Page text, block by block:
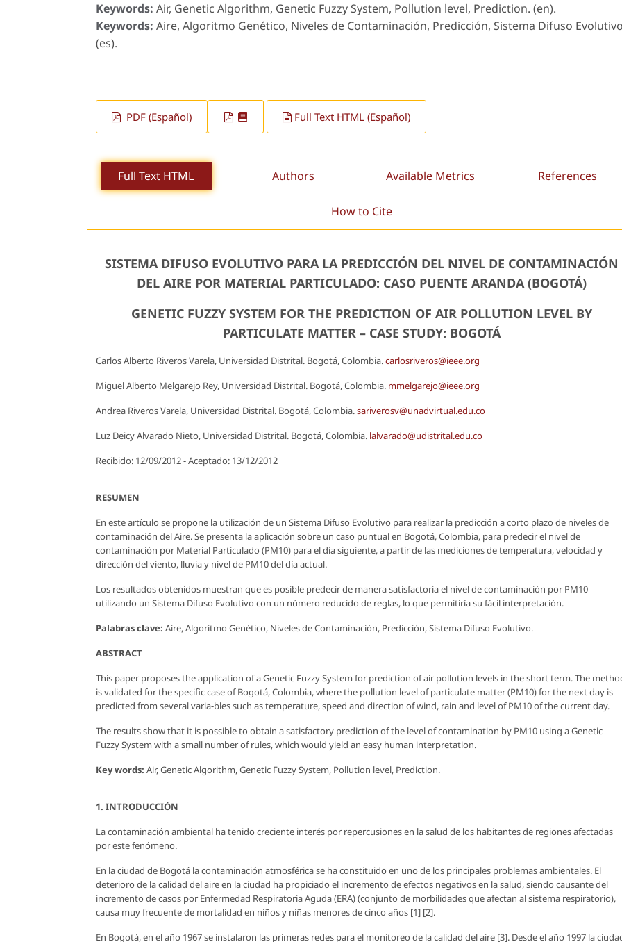
Keywords: Air, Genetic Algorithm, Genetic Fuzzy System, Pollution level, Prediction. (en).
Keywords: Aire, Algoritmo Genético, Niveles de Contaminación, Predicción, Sistema Difuso
(es).
PDF (Español) Full Text HTML (Español)
Full Text HTML Authors Available Metrics References
How to Cite
SISTEMA DIFUSO EVOLUTIVO PARA LA PREDICCIÓN DEL NIVEL DE CONTAMINACIÓN
DEL AIRE POR MATERIAL PARTICULADO: CASO PUENTE ARANDA (BOGOTÁ)
GENETIC FUZZY SYSTEM FOR THE PREDICTION OF AIR POLLUTION LEVEL BY
PARTICULATE MATTER – CASE STUDY: BOGOTÁ
Carlos Alberto Riveros Varela, Universidad Distrital. Bogotá, Colombia.carlosriveros@ieee.org
Miguel Alberto Melgarejo Rey, Universidad Distrital. Bogotá, Colombia. mmelgarejo@ieee.org
Andrea Riveros Varela, Universidad Distrital. Bogotá, Colombia.sariverosv@unadvirtual.edu.co
Luz Deicy Alvarado Nieto, Universidad Distrital. Bogotá, Colombia. lalvarado@udistrital.edu.co
Recibido: 12/09/2012 - Aceptado: 13/12/2012
RESUMEN
En este artículo se propone la utilización de un Sistema Difuso Evolutivo para realizar la predicción a corto plazo de niveles de
contaminación del Aire. Se presenta la aplicación sobre un caso puntual en Bogotá, Colombia, para predecir el nivel de
contaminación por Material Particulado (PM10) para el día siguiente, a partir de las mediciones de temperatura, velocidad y
dirección del viento, lluvia y nivel de PM10 del día actual.
Los resultados obtenidos muestran que es posible predecir de manera satisfactoria el nivel de contaminación por PM10
utilizando un Sistema Difuso Evolutivo con un número reducido de reglas, lo que permitiría su fácil interpretación.
Palabras clave: Aire, Algoritmo Genético, Niveles de Contaminación, Predicción, Sistema Difuso Evolutivo.
ABSTRACT
This paper proposes the application of a Genetic Fuzzy System for prediction of air pollution levels in the short term. The
is validated for the specific case of Bogotá, Colombia, where the pollution level of particulate matter (PM10) for the next day is
predicted from several varia-bles such as temperature, speed and direction of wind, rain and level of PM10 of the current day.
The results show that it is possible to obtain a satisfactory prediction of the level of contamination by PM10 using a Genetic
Fuzzy System with a small number of rules, which would yield an easy human interpretation.
Key words: Air, Genetic Algorithm, Genetic Fuzzy System, Pollution level, Prediction.
1. INTRODUCCIÓN
La contaminación ambiental ha tenido creciente interés por repercusiones en la salud de los habitantes de regiones afectadas
por este fenómeno.
En la ciudad de Bogotá la contaminación atmosférica se ha constituido en uno de los principales problemas ambientales. El
deterioro de la calidad del aire en la ciudad ha propiciado el incremento de efectos negativos en la salud, siendo causante del
incremento de casos por Enfermedad Respiratoria Aguda (ERA) (conjunto de morbilidades que afectan al sistema respiratorio),
causa muy frecuente de mortalidad en niños y niñas menores de cinco años [1] [2].
En Bogotá, en el año 1967 se instalaron las primeras redes para el monitoreo de la calidad del aire [3]. Desde el año 1997 la